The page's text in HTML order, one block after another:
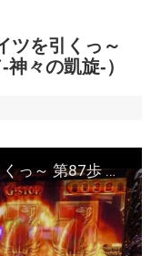
ツを引くっ～
々の凱旋-）
スロさんぽ ～北海道でアイツを引くっ～ 第87歩 朱音～(ミリオンゴッド-神々の凱旋-）(パチスロ)